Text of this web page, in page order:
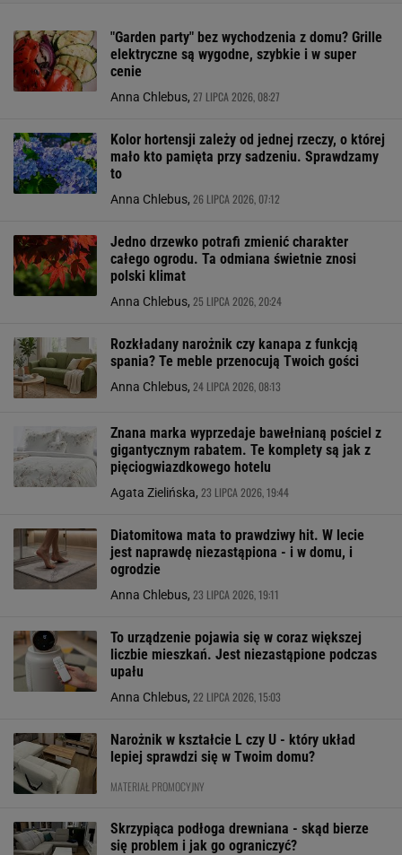
"Garden party" bez wychodzenia z domu? Grille
elektryczne są wygodne, szybkie i w super
cenie
Anna Chlebus, 27 LIPCA 2026, 08:27
Kolor hortensji zależy od jednej rzeczy, o której
mało kto pamięta przy sadzeniu. Sprawdzamy
to
Anna Chlebus, 26 LIPCA 2026, 07:12
Jedno drzewko potrafi zmienić charakter
całego ogrodu. Ta odmiana świetnie znosi
polski klimat
Anna Chlebus, 25 LIPCA 2026, 20:24
Rozkładany narożnik czy kanapa z funkcją
spania? Te meble przenocują Twoich gości
Anna Chlebus, 24 LIPCA 2026, 08:13
Znana marka wyprzedaje bawełnianą pościel z
gigantycznym rabatem. Te komplety są jak z
pięciogwiazdkowego hotelu
Agata Zielińska, 23 LIPCA 2026, 19:44
Diatomitowa mata to prawdziwy hit. W lecie
jest naprawdę niezastąpiona - i w domu, i
ogrodzie
Anna Chlebus, 23 LIPCA 2026, 19:11
To urządzenie pojawia się w coraz większej
liczbie mieszkań. Jest niezastąpione podczas
upału
Anna Chlebus, 22 LIPCA 2026, 15:03
Narożnik w kształcie L czy U - który układ
lepiej sprawdzi się w Twoim domu?
MATERIAŁ PROMOCYJNY
Skrzypiąca podłoga drewniana - skąd bierze
się problem i jak go ograniczyć?